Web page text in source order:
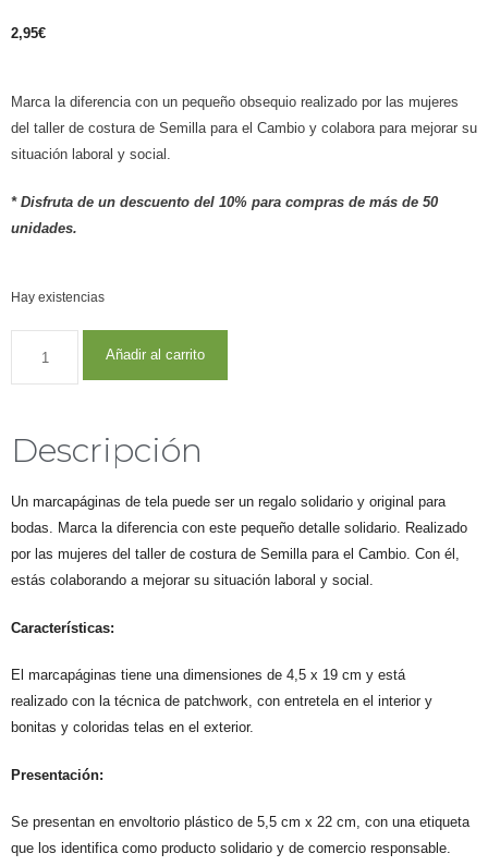
2,95€
Marca la diferencia con un pequeño obsequio realizado por las mujeres
del taller de costura de Semilla para el Cambio y colabora para mejorar su
situación laboral y social.
* Disfruta de un descuento del 10% para compras de más de 50
unidades.
Hay existencias
Añadir al carrito
Descripción
Un marcapáginas de tela puede ser un regalo solidario y original para
bodas. Marca la diferencia con este pequeño detalle solidario. Realizado
por las mujeres del taller de costura de Semilla para el Cambio. Con él,
estás colaborando a mejorar su situación laboral y social.
Características:
El marcapáginas tiene una dimensiones de 4,5 x 19 cm y está
realizado con la técnica de patchwork, con entretela en el interior y
bonitas y coloridas telas en el exterior.
Presentación:
Se presentan en envoltorio plástico de 5,5 cm x 22 cm, con una etiqueta
que los identifica como producto solidario y de comercio responsable.